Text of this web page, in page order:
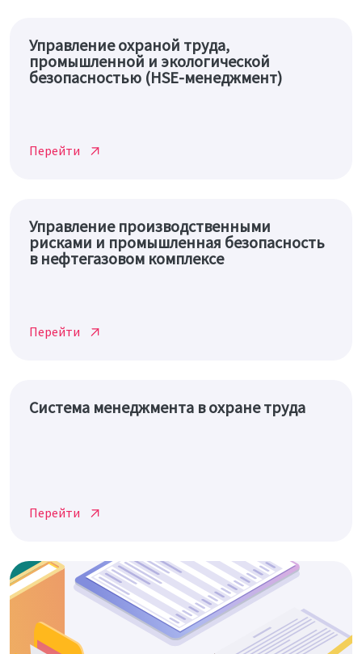
Управление охраной труда,
промышленной и экологической
безопасностью (HSE-менеджмент)
Перейти
Управление производственными
рисками и промышленная безопасность
в нефтегазовом комплексе
Перейти
Система менеджмента в охране труда
Перейти